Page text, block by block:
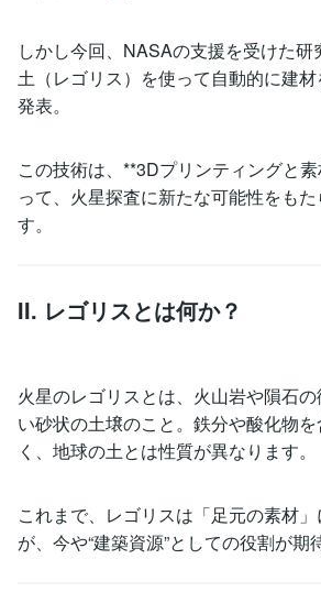
しかし今回、NASAの支援を受けた
土（レゴリス）を使って自動的に建
発表。
この技術は、**3Dプリンティングと
って、火星探査に新たな可能性をも
す。
II. レゴリスとは何か？
火星のレゴリスとは、火山岩や隕石
い砂状の土壌のこと。鉄分や酸化物
く、地球の土とは性質が異なります。
これまで、レゴリスは「足元の素材
が、今や“建築資源”としての役割が期